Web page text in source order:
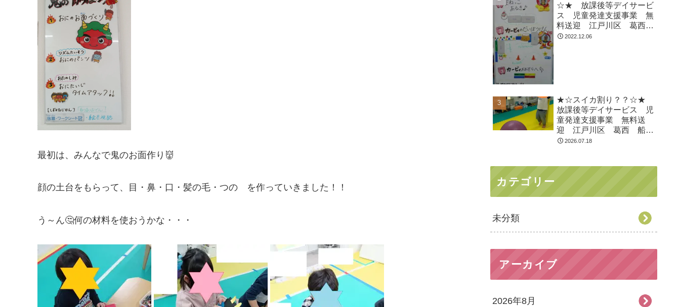
最初は、みんなで鬼のお面作り👹
顔の土台をもらって、目・鼻・口・髪の毛・つの を作っていきました！！
う～ん🤔何の材料を使おうかな・・・
☆★ 放課後等デイサービ
ス 児童発達支援事業 無
料送迎 江戸川区 葛西
船堀 発達障がい 運動療
2022.12.06
★☆スイカ割り？？☆★
放課後等デイサービス 児
童発達支援事業 無料送
迎 江戸川区 葛西 船
堀 発達障がい 運動療
2026.07.18
カテゴリー
未分類
アーカイブ
2026年8月